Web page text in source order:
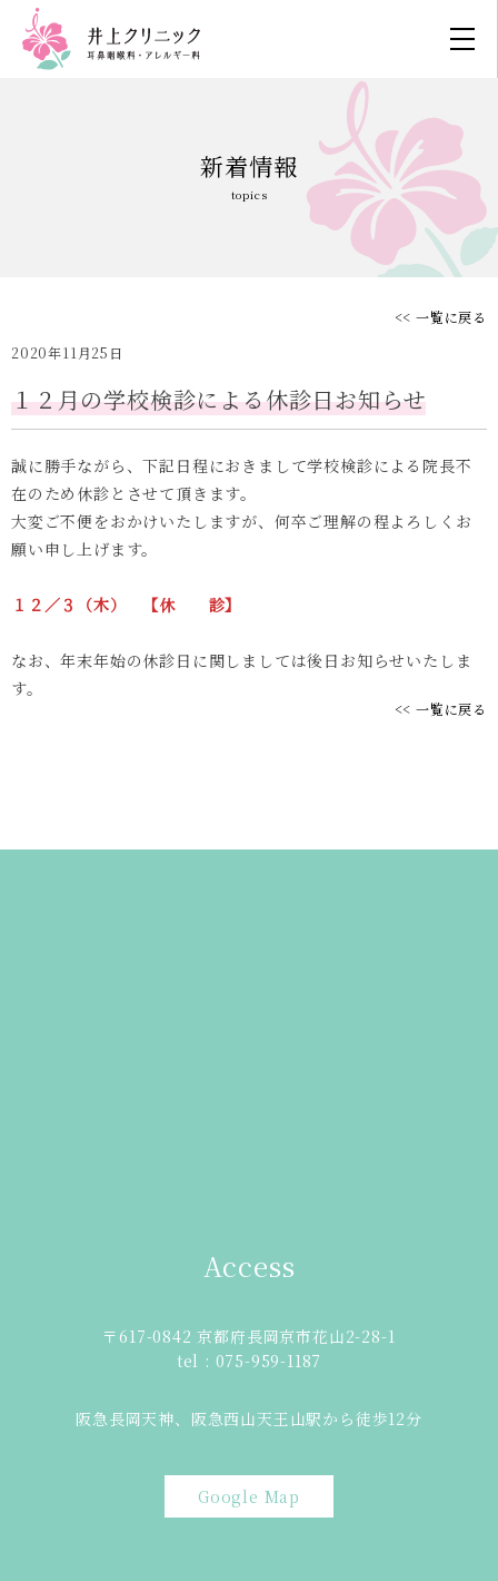
新着情報
topics
<< 一覧に戻る
2020年11月25日
１２月の学校検診による休診日お知らせ
誠に勝手ながら、下記日程におきまして学校検診による院長不
在のため休診とさせて頂きます。
大変ご不便をおかけいたしますが、何卒ご理解の程よろしくお
願い申し上げます。
１２／３（木） 【休 診】
なお、年末年始の休診日に関しましては後日お知らせいたしま
す。
<< 一覧に戻る
Access
〒617-0842 京都府長岡京市花山2-28-1
tel : 075-959-1187
阪急長岡天神、阪急西山天王山駅から徒歩12分
Google Map